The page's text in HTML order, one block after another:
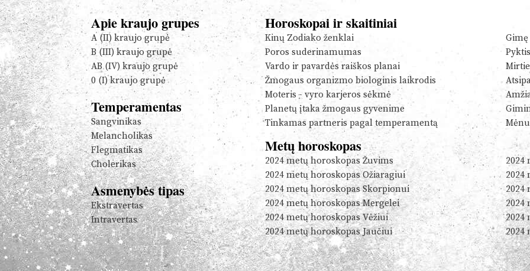
Apie kraujo grupes
A (II) kraujo grupė
B (III) kraujo grupė
AB (IV) kraujo grupė
0 (I) kraujo grupė
Temperamentas
Sangvinikas
Melancholikas
Flegmatikas
Cholerikas
Asmenybės tipas
Ekstravertas
Intravertas
Horoskopai ir skaitiniai
Kinų Zodiako ženklai
Poros suderinamumas
Vardo ir pavardės raiškos planai
Žmogaus organizmo biologinis laikrodis
Moteris - vyro karjeros sėkmė
Planetų įtaka žmogaus gyvenime
Tinkamas partneris pagal temperamentą
Metų horoskopas
2024 metų horoskopas Žuvims
2024
2024 metų horoskopas Ožiaragiui
2024
2024 metų horoskopas Skorpionui
2024
2024 metų horoskopas Mergelei
2024
2024 metų horoskopas Vėžiui
2024
2024 metų horoskopas Jaučiui
2024